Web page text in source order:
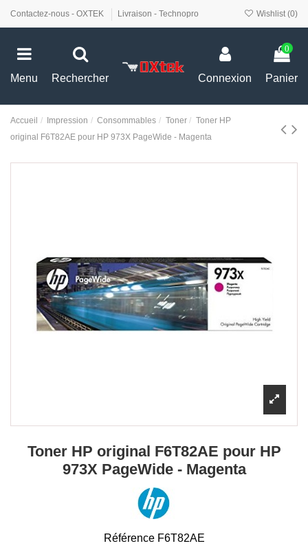
Contactez-nous - OXTEK Livraison - Technopro Wishlist (0)
Menu Rechercher Connexion
0
Panier
Accueil Impression Consommables Toner
Toner HP
original F6T82AE pour HP 973X PageWide - Magenta
Toner HP original F6T82AE pour HP
973X PageWide - Magenta
Référence F6T82AE